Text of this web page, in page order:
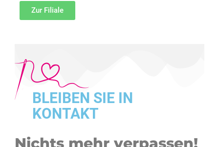
Zur Filiale
BLEIBEN SIE IN
KONTAKT
Nichts mehr verpassen!